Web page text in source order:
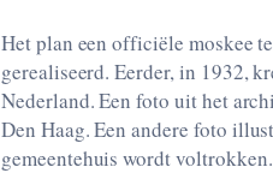
Het plan een officiële moskee
gerealiseerd. Eerder, in 1932,
Nederland. Een foto uit het
Den Haag. Een andere foto
gemeentehuis wordt voltrokken.